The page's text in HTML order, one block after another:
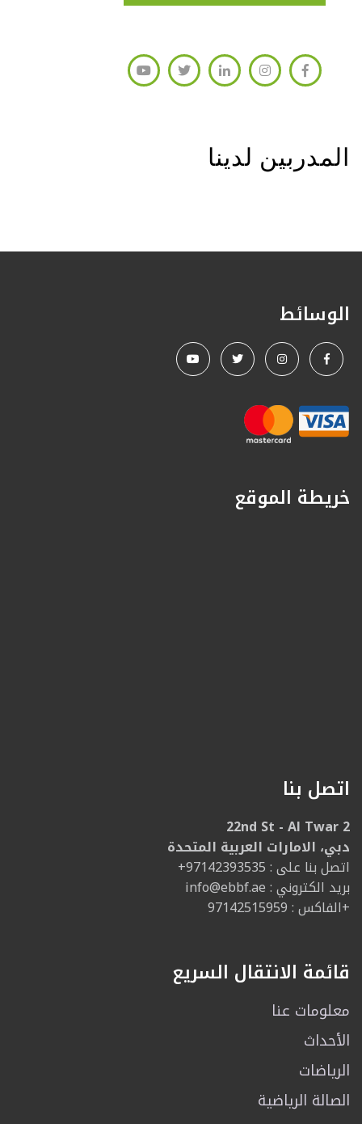
المدربين لدينا
الوسائط
خريطة الموقع
اتصل بنا
22nd St - Al Twar 2
دبي، الامارات العربية المتحدة
+97142393535 : اتصل بنا على
info@ebbf.ae : بريد الكتروني
الفاكس : 97142515959+
قائمة الانتقال السريع
معلومات عنا
الأحداث
الرياضات
الصالة الرياضية